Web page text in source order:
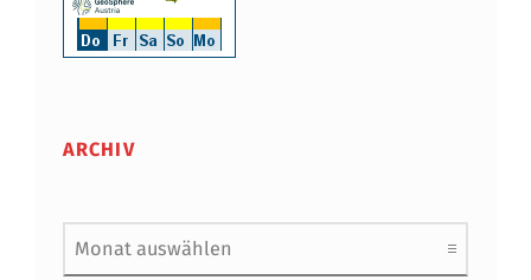
ARCHIV
Archiv